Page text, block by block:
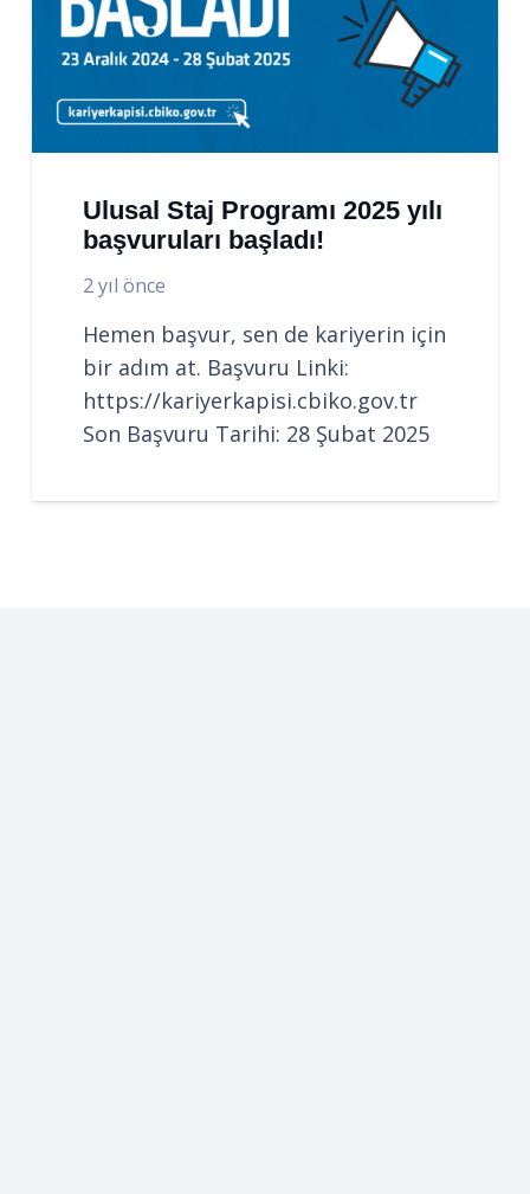
Ulusal Staj Programı 2025 yılı
başvuruları başladı!
2 yıl önce
Hemen başvur, sen de kariyerin için
bir adım at. Başvuru Linki:
https://kariyerkapisi.cbiko.gov.tr
Son Başvuru Tarihi: 28 Şubat 2025